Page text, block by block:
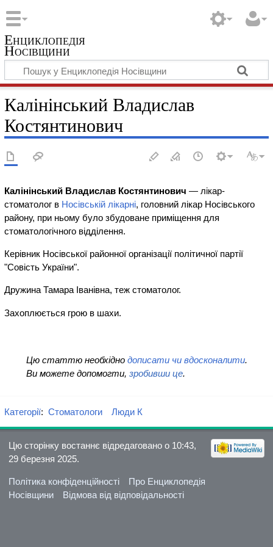
Енциклопедія
Носівщини
Калінінський Владислав
Костянтинович
Калінінський Владислав Костянтинович — лікар-
стоматолог в Носівській лікарні, головний лікар Носівського
району, при ньому було збудоване приміщення для
стоматологічного відділення.
Керівник Носівської районної організації політичної партії
"Совість України".
Дружина Тамара Іванівна, теж стоматолог.
Захоплюється грою в шахи.
Цю статтю необхідно дописати чи вдосконалити.
Ви можете допомогти, зробивши це.
Категорії: Стоматологи Люди К
Цю сторінку востаннє відредаговано о 10:43,
29 березня 2025.
Політика конфіденційності
Про Енциклопедія
Носівщини
Відмова від відповідальності